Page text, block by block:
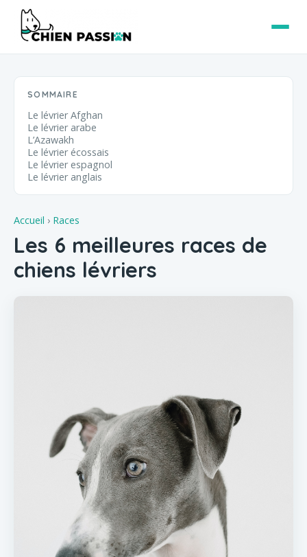
Accueil › Races
Les 6 meilleures races de
chiens lévriers
SOMMAIRE
Le lévrier Afghan
Le lévrier arabe
L’Azawakh
Le lévrier écossais
Le lévrier espagnol
Le lévrier anglais